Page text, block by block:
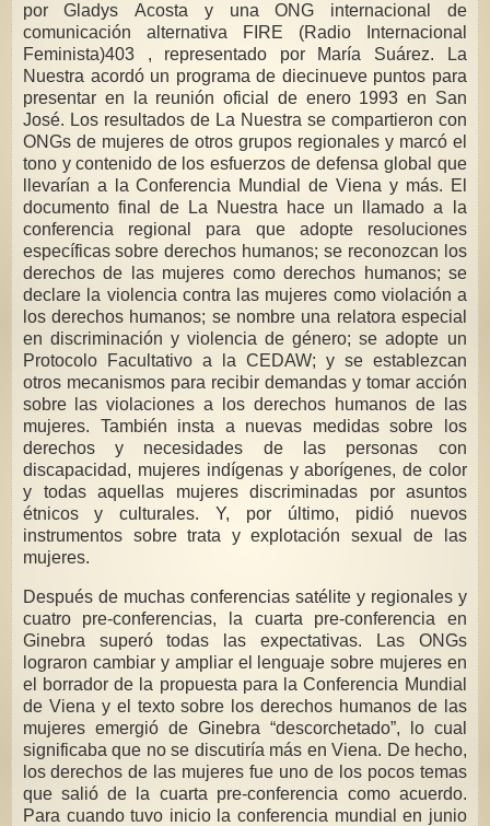
por Gladys Acosta y una ONG internacional de
comunicación alternativa FIRE (Radio Internacional
Feminista)403 , representado por María Suárez. La
Nuestra acordó un programa de diecinueve puntos para
presentar en la reunión oficial de enero 1993 en San
José. Los resultados de La Nuestra se compartieron con
ONGs de mujeres de otros grupos regionales y marcó el
tono y contenido de los esfuerzos de defensa global que
llevarían a la Conferencia Mundial de Viena y más. El
documento final de La Nuestra hace un llamado a la
conferencia regional para que adopte resoluciones
específicas sobre derechos humanos; se reconozcan los
derechos de las mujeres como derechos humanos; se
declare la violencia contra las mujeres como violación a
los derechos humanos; se nombre una relatora especial
en discriminación y violencia de género; se adopte un
Protocolo Facultativo a la CEDAW; y se establezcan
otros mecanismos para recibir demandas y tomar acción
sobre las violaciones a los derechos humanos de las
mujeres. También insta a nuevas medidas sobre los
derechos y necesidades de las personas con
discapacidad, mujeres indígenas y aborígenes, de color
y todas aquellas mujeres discriminadas por asuntos
étnicos y culturales. Y, por último, pidió nuevos
instrumentos sobre trata y explotación sexual de las
mujeres.
Después de muchas conferencias satélite y regionales y
cuatro pre-conferencias, la cuarta pre-conferencia en
Ginebra superó todas las expectativas. Las ONGs
lograron cambiar y ampliar el lenguaje sobre mujeres en
el borrador de la propuesta para la Conferencia Mundial
de Viena y el texto sobre los derechos humanos de las
mujeres emergió de Ginebra “descorchetado”, lo cual
significaba que no se discutiría más en Viena. De hecho,
los derechos de las mujeres fue uno de los pocos temas
que salió de la cuarta pre-conferencia como acuerdo.
Para cuando tuvo inicio la conferencia mundial en junio